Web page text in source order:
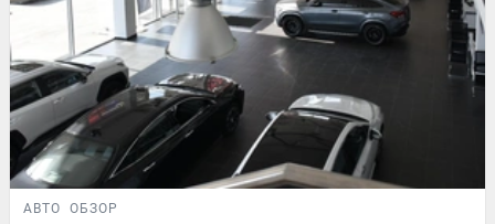
АВТО ОБЗОР